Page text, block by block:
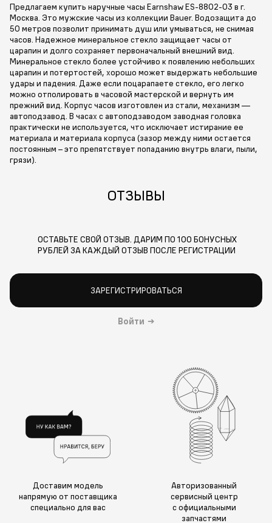
Предлагаем купить наручные часы Earnshaw ES-8802-03 в г.
Москва. Это мужские часы из коллекции Bauer. Водозащита до
50 метров позволит принимать душ или умываться, не снимая
часов. Надежное минеральное стекло защищает часы от
царапин и долго сохраняет первоначальный внешний вид.
Минеральное стекло более устойчиво к появлению небольших
царапин и потертостей, хорошо может выдержать небольшие
удары и падения. Даже если поцарапаете стекло, его легко
можно отполировать в часовой мастерской и вернуть им
прежний вид. Корпус часов изготовлен из стали, механизм —
автоподзавод. В часах с автоподзаводом заводная головка
практически не используется, что исключает истирание ее
материала и материала корпуса (зазор между ними остается
постоянным – это препятствует попаданию внутрь влаги, пыли,
грязи).
ОТЗЫВЫ
ОСТАВЬТЕ СВОЙ ОТЗЫВ. ДАРИМ ПО 100 БОНУСНЫХ
РУБЛЕЙ ЗА КАЖДЫЙ ОТЗЫВ ПОСЛЕ РЕГИСТРАЦИИ
ЗАРЕГИСТРИРОВАТЬСЯ
Войти →
Доставим модель
напрямую от поставщика
специально для вас
Авторизованный
сервисный центр
с официальными
запчастями